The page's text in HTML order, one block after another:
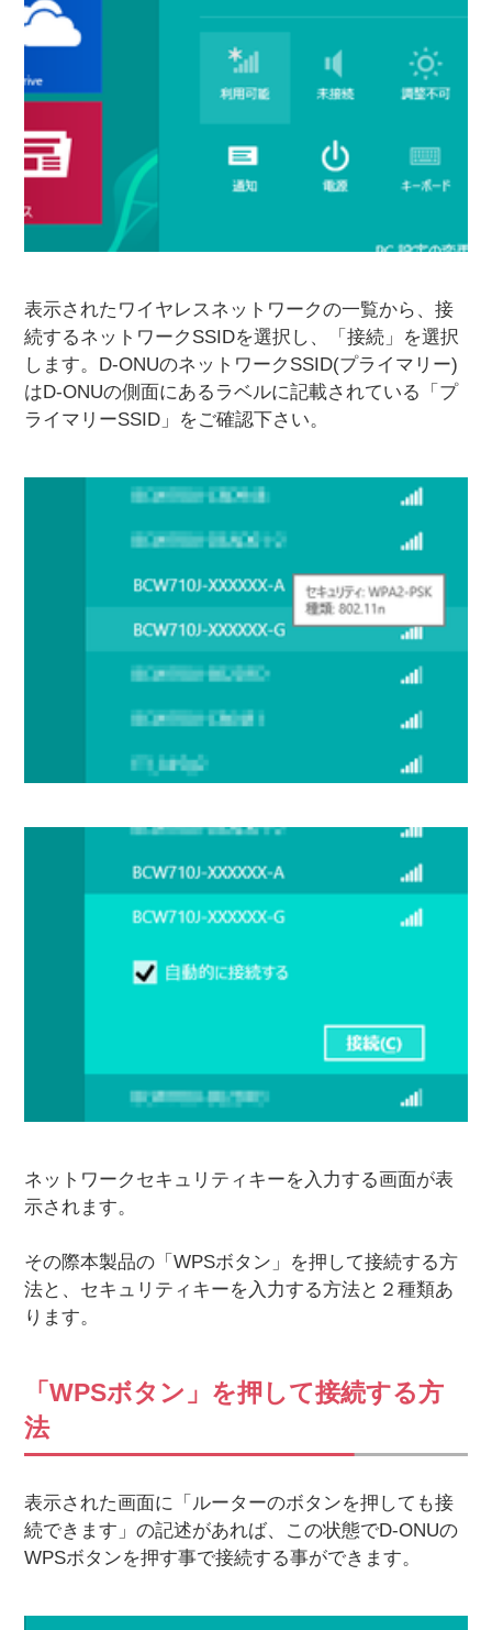
表示されたワイヤレスネットワークの一覧から、接
続するネットワークSSIDを選択し、「接続」を選択
します。D-ONUのネットワークSSID(プライマリー)
はD-ONUの側面にあるラベルに記載されている「プ
ライマリーSSID」をご確認下さい。
ネットワークセキュリティキーを入力する画面が表
示されます。
その際本製品の「WPSボタン」を押して接続する方
法と、セキュリティキーを入力する方法と２種類あ
ります。
「WPSボタン」を押して接続する方
法
表示された画面に「ルーターのボタンを押しても接
続できます」の記述があれば、この状態でD-ONUの
WPSボタンを押す事で接続する事ができます。